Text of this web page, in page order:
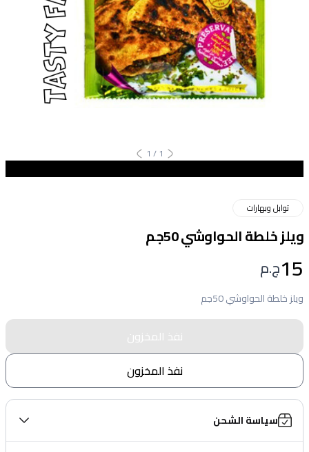
1
/
1
توابل وبهارات
ويلز خلطة الحواوشي 50جم
15ج.م
ويلز خلطة الحواوشي 50جم
نفذ المخزون
نفذ المخزون
سياسة الشحن